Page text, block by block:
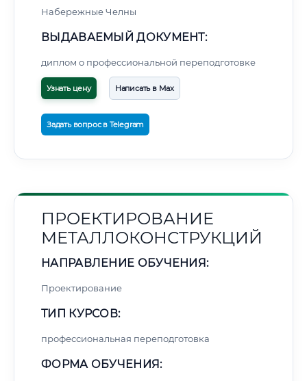
Набережные Челны
ВЫДАВАЕМЫЙ ДОКУМЕНТ:
диплом о профессиональной переподготовке
Узнать цену Написать в Max
Задать вопрос в Telegram
ПРОЕКТИРОВАНИЕ
МЕТАЛЛОКОНСТРУКЦИЙ
НАПРАВЛЕНИЕ ОБУЧЕНИЯ:
Проектирование
ТИП КУРСОВ:
профессиональная переподготовка
ФОРМА ОБУЧЕНИЯ: